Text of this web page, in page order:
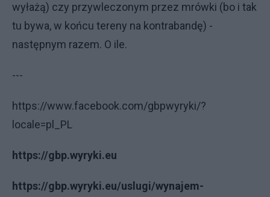
wyłażą) czy przywleczonym przez mrówki (bo i tak
tu bywa, w końcu tereny na kontrabandę) -
następnym razem. O ile.
---
https://www.facebook.com/gbpwyryki/?
locale=pl_PL
https://gbp.wyryki.eu
https://gbp.wyryki.eu/uslugi/wynajem-